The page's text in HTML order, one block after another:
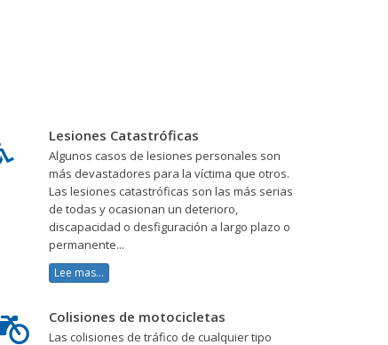
Lesiones Catastróficas
Algunos casos de lesiones personales son
más devastadores para la víctima que otros.
Las lesiones catastróficas son las más serias
de todas y ocasionan un deterioro,
discapacidad o desfiguración a largo plazo o
permanente...
Lee mas...
Colisiones de motocicletas
Las colisiones de tráfico de cualquier tipo